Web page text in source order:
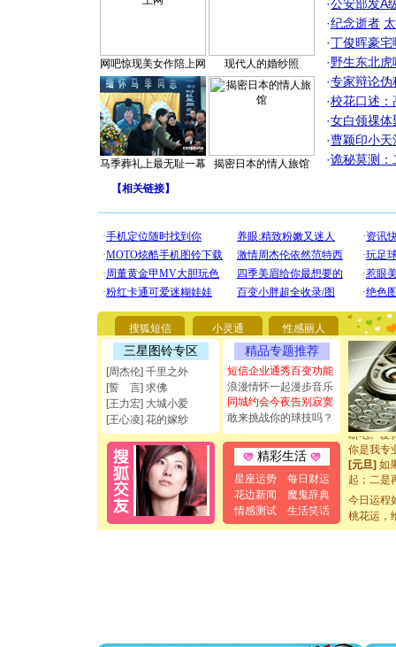
网吧惊现美女作陪上网 现代人的婚纱照
马季葬礼上最无耻一幕 揭密日本的情人旅馆
·公安部发A
·纪念逝者
·丁俊晖豪
·野生东北
·专家辩论伪
·校花口述：
·女白领祼体
·曹颖印小天
·诡秘莫测：
【相关链接】
搜狐短信 小灵通 性感丽人
三星图铃专区
[周杰伦] 千里之外
[誓 言] 求佛
[王力宏] 大城小爱
[王心凌] 花的嫁纱
精品专题推荐
短信企业通秀百变功能
浪漫情怀一起漫步音乐
同城约会今夜告别寂寞
敢来挑战你的球技吗？
精彩生活
星座运势
每日财运
花边新闻
魔鬼辞典
情感测试
生活笑话
[圣诞节]
要平安
[圣诞节]
能正大光
都要快乐
[圣诞节]
如意,快
[元旦]看
断电。爱
你是我专
[元旦]如
起；二是
离。水晶
[元旦]当
泣，这痛
卖了。水
今日运程
桃花运，